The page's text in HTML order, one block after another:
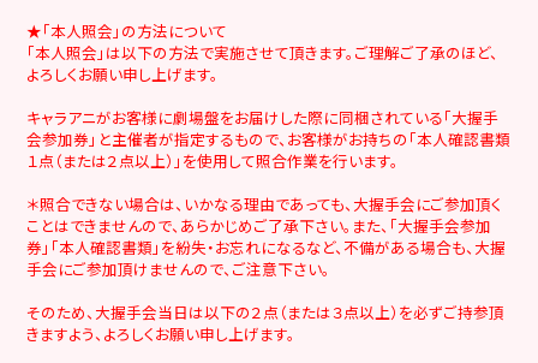
★「本人照会」の方法について
「本人照会」は以下の方法で実施させて頂きます。ご理解ご了承のほど、
よろしくお願い申し上げます。
キャラアニがお客様に劇場盤をお届けした際に同梱されている「大握手
会参加券」と主催者が指定するもので、お客様がお持ちの「本人確認書類
１点（または２点以上）」を使用して照合作業を行います。
＊照合できない場合は、いかなる理由であっても、大握手会にご参加頂く
ことはできませんので、あらかじめご了承下さい。また、「大握手会参加
券」「本人確認書類」を紛失・お忘れになるなど、不備がある場合も、大握
手会にご参加頂けませんので、ご注意下さい。
そのため、大握手会当日は以下の２点（または３点以上）を必ずご持参頂
きますよう、よろしくお願い申し上げます。